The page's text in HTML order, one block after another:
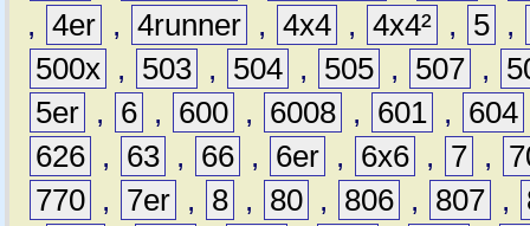
, 4er , 4runner , 4x4 , 4x4² , 5 ,
500x , 503 , 504 , 505 , 507 ,
5er , 6 , 600 , 6008 , 601 , 604
626 , 63 , 66 , 6er , 6x6 , 7 ,
770 , 7er , 8 , 80 , 806 , 807 ,